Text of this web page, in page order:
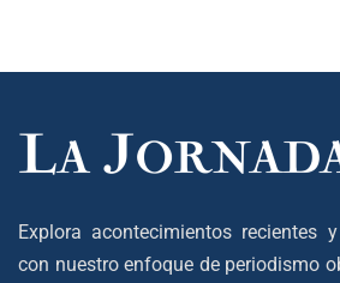
Explora acontecimientos recientes
con nuestro enfoque de periodismo